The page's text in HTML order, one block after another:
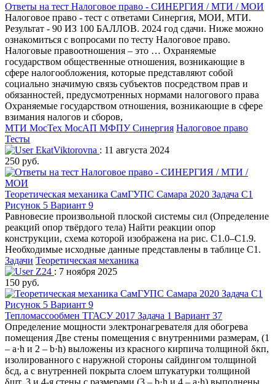
Ответы на тест Налоговое право - СИНЕРГИЯ / МТИ / МОИ
Налоговое право - тест с ответами Синергия, МОИ, МТИ.
Результат - 90 ИЗ 100 БАЛЛОВ. 2024 год сдачи. Ниже можно
ознакомиться с вопросами по тесту Налоговое право.
Налоговые правоотношения – это … Охраняемые
государством общественные отношения, возникающие в
сфере налогообложения, которые представляют собой
социально значимую связь субъектов посредством прав и
обязанностей, предусмотренных нормами налогового права
Охраняемые государством отношения, возникающие в сфере
взимания налогов и сборов,
МТИ МосТех МосАП МФПУ Синергия Налоговое право
Тесты
EkatViktorovna : 11 августа 2024
250 руб.
Теоретическая механика СамГУПС Самара 2020 Задача С1
Рисунок 5 Вариант 9
Равновесие произвольной плоской системы сил (Определение
реакций опор твёрдого тела) Найти реакции опор
конструкции, схема которой изображена на рис. С1.0–С1.9.
Необходимые исходные данные представлены в таблице С1.
Задачи Теоретическая механика
Z24 : 7 ноября 2025
150 руб.
Тепломассообмен ТГАСУ 2017 Задача 1 Вариант 37
Определение мощности электронагревателя для обогрева
помещения Две стены помещения с внутренними размерам, (1
‒ a·h и 2 ‒ b·h) выложены из красного кирпича толщиной δкп,
изолированного с наружной стороны сайдингом толщиной
δсд, а с внутренней покрыта слоем штукатурки толщиной
δшт. 3 и 4-я стены с размерами (3 ‒ b·h и 4 ‒ a·h) выполнены